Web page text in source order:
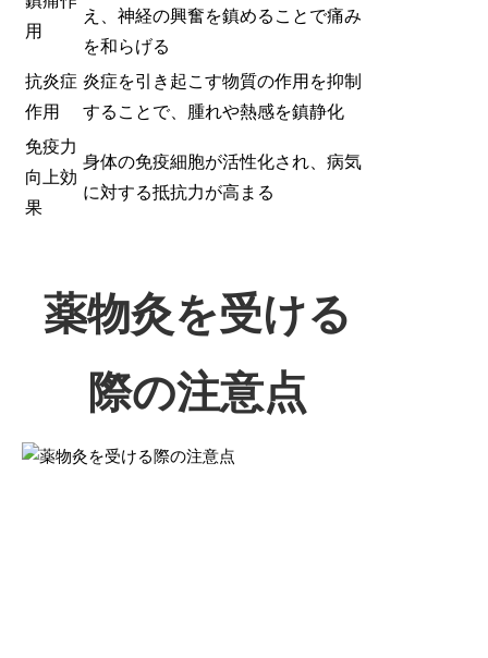
用
え、神経の興奮を鎮めることで痛み
を和らげる
抗炎症
作用
炎症を引き起こす物質の作用を抑制
することで、腫れや熱感を鎮静化
免疫力
向上効
果
身体の免疫細胞が活性化され、病気
に対する抵抗力が高まる
薬物灸を受ける
際の注意点